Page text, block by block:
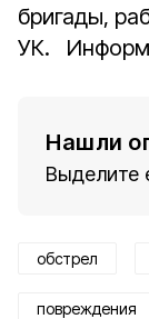
бригады,
Нашли
Выделите
обстрел
повреждения